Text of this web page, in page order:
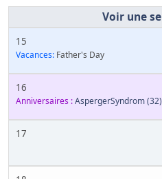
15
Vacances: Father's Day
16
Anniversaires :AspergerSyndrom(32)
17